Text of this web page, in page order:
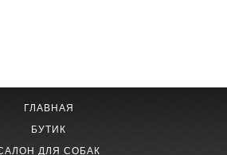
ГЛАВНАЯ
БУТИК
ДЛЯ СОБАК